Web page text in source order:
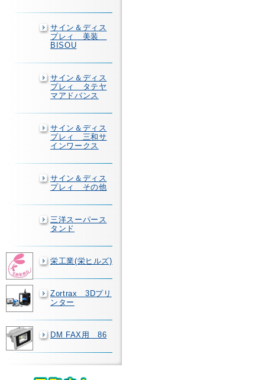
サイン＆ディス
プレィ 美装
BISOU
サイン＆ディス
プレィ タテヤ
マアドバンス
サイン＆ディス
プレィ 三和サ
インワークス
サイン＆ディス
プレィ その他
三洋スーパース
タンド
栄工業(栄ヒルズ)
Zortrax 3Dプリ
ンター
DM FAX用 86